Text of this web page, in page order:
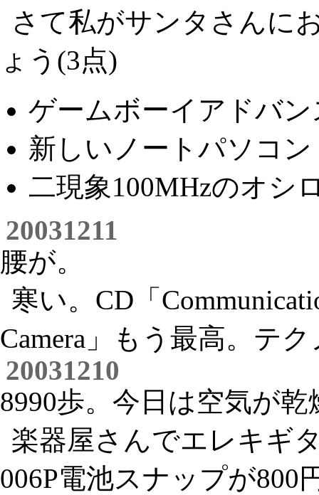
さて私がサンタさんに
ょう(3点)
ゲームボーイアドバン
新しいノートパソコン
二現象100MHzのオシ
20031211
腰が。
寒い。CD「
Camera」もう最高。テ
20031210
8990歩。今日は空気が
楽器屋さんでエレキギ
006P電池スナップが